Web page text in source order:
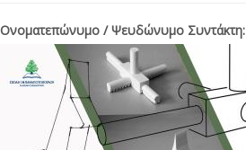
Ονοματεπώνυμο / Ψευδώνυμο Συντάκτη: